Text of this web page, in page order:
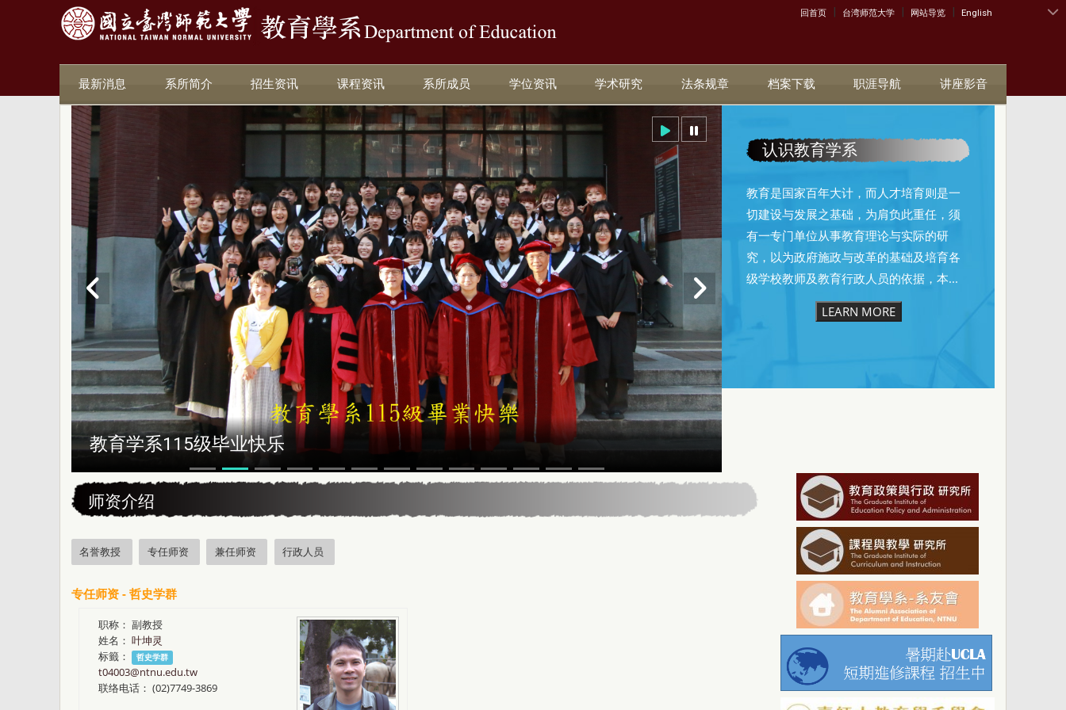
:::
回首页 | 台湾师范大学 | 网站导览 | English
最新消息 系所简介 招生资讯 课程资讯 系所成员 学位资讯 学术研究 法条规章 档案下载 职涯导航 讲座影音
恭贺本系所友黄昆辉先生荣获2025年13届星云教育奖
认识教育学系
教育是国家百年大计，而人才培育则是一
切建设与发展之基础，为肩负此重任，须
有一专门单位从事教育理论与实际的研
究，以为政府施政与改革的基础及培育各
级学校教师及教育行政人员的依据，本...
LEARN MORE
师资介绍
名誉教授 专任师资 兼任师资 行政人员
专任师资 - 哲史学群
职称： 副教授
姓名： 叶坤灵
标籤：
哲史学群
t04003@ntnu.edu.tw
联络电话： (02)7749-3869